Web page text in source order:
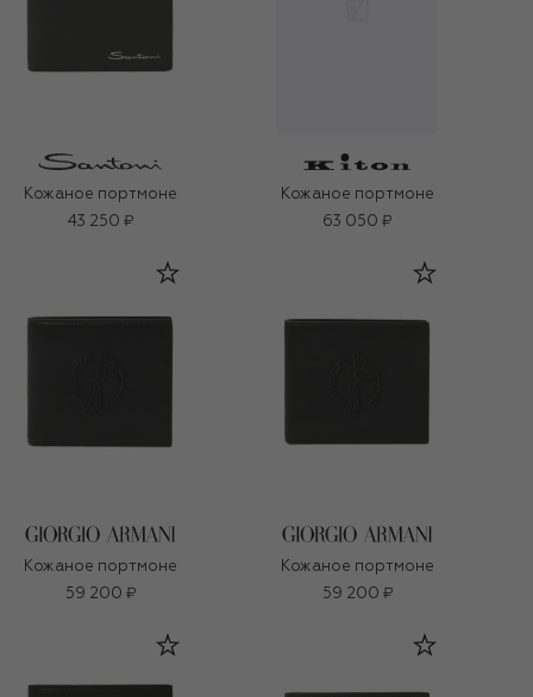
Кожаное портмоне
43 250 ₽
Кожаное портмоне
63 050 ₽
Кожаное портмоне
59 200 ₽
Кожаное портмоне
59 200 ₽